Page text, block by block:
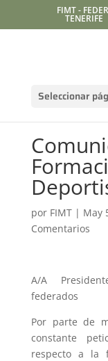
FIMT -
TENERIFE
Seleccionar
por FIMT| May
Comentarios
A/A
federados
Por parte de
constante
respecto a la